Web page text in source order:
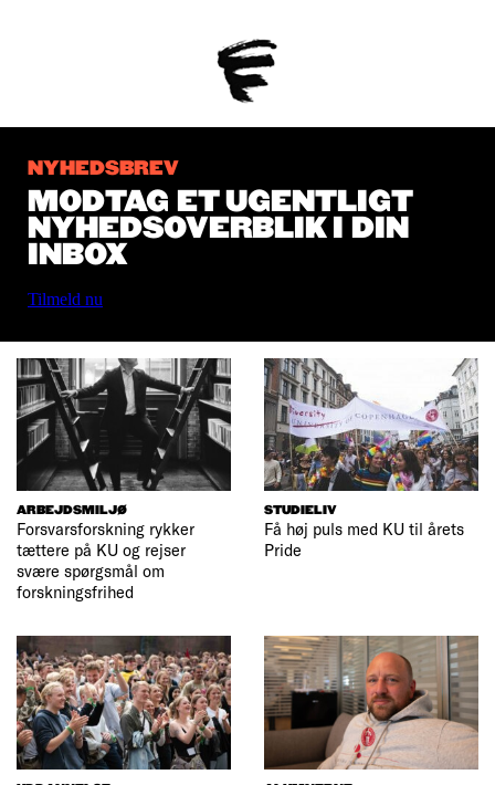
NYHEDSBREV
MODTAG ET UGENTLIGT
NYHEDSOVERBLIK I DIN
INBOX
Tilmeld nu
ARBEJDSMILJØ
Forsvarsforskning rykker
tættere på KU og rejser
svære spørgsmål om
forskningsfrihed
STUDIELIV
Få høj puls med KU til årets
Pride